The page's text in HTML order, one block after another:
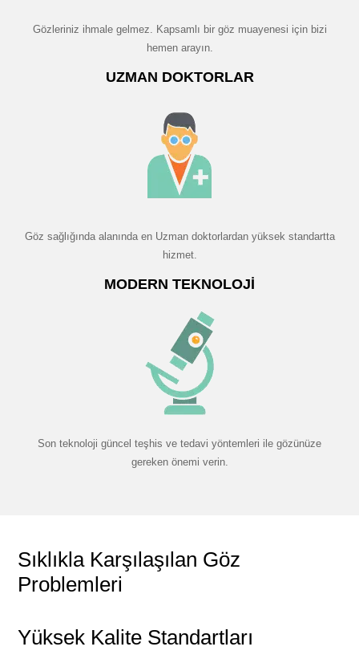
Gözleriniz ihmale gelmez. Kapsamlı bir göz muayenesi için bizi
hemen arayın.
UZMAN DOKTORLAR
Göz sağlığında alanında en Uzman doktorlardan yüksek standartta
hizmet.
MODERN TEKNOLOJI
Son teknoloji güncel teşhis ve tedavi yöntemleri ile gözünüze
gereken önemi verin.
Sıklıkla Karşılaşılan Göz
Problemleri
Yüksek Kalite Standartları